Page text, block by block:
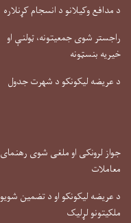
د مدافع وکیلانو د انسجام کړنلاره
راجستر شوی جمعیتونه، ټولنې او
خیریه بنسټونه
د عریضه لیکونکو د شهرت جدول
جواز لرونکی او ملغی شوی رهنمای
معاملات
د عریضه لیکونکو او د تضمین شویو
ملکیتونو لړلیک